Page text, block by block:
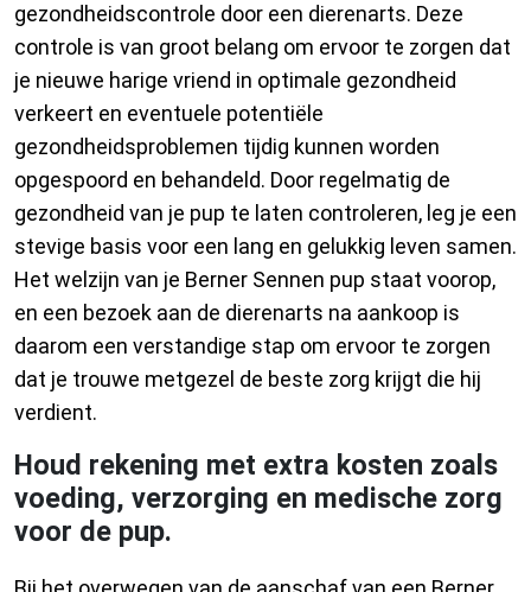
gezondheidscontrole door een dierenarts. Deze
controle is van groot belang om ervoor te zorgen dat
je nieuwe harige vriend in optimale gezondheid
verkeert en eventuele potentiële
gezondheidsproblemen tijdig kunnen worden
opgespoord en behandeld. Door regelmatig de
gezondheid van je pup te laten controleren, leg je een
stevige basis voor een lang en gelukkig leven samen.
Het welzijn van je Berner Sennen pup staat voorop,
en een bezoek aan de dierenarts na aankoop is
daarom een verstandige stap om ervoor te zorgen
dat je trouwe metgezel de beste zorg krijgt die hij
verdient.
Houd rekening met extra kosten zoals
voeding, verzorging en medische zorg
voor de pup.